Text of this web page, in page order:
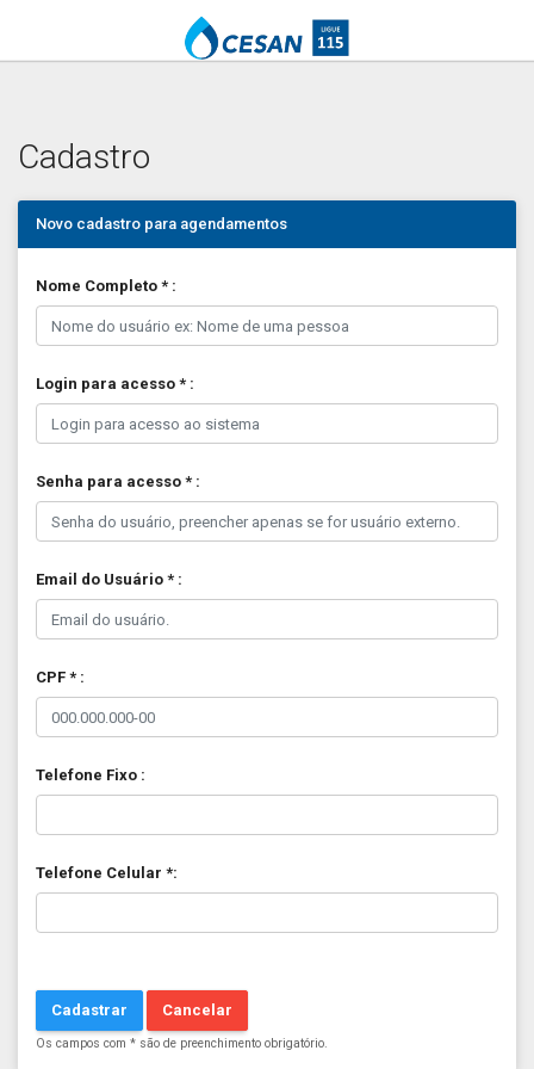
Cadastro
Novo cadastro para agendamentos
Nome Completo * :
Login para acesso * :
Senha para acesso * :
Email do Usuário * :
CPF * :
Telefone Fixo :
Telefone Celular *:
Cadastrar Cancelar
Os campos com * são de preenchimento obrigatório.